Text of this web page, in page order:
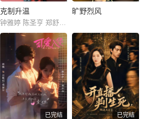
克制升温
钟雅婷 陈圣亨 郑舒环 姚星灏 王蕴凡 周沐 赵漾 芦鑫 丁晓明 林子璐 从瑞麟 孙征宇
旷野烈风
已完结 已完结